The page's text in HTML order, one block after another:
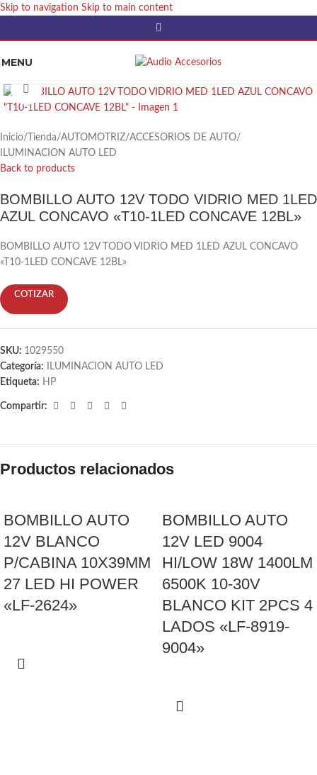
Skip to navigation Skip to main content
MENU
Click to enlarge
Inicio/ Tienda/AUTOMOTRIZ/ACCESORIOS DE AUTO/
ILUMINACION AUTO LED
Back to products
BOMBILLO AUTO 12V TODO VIDRIO MED 1LED
AZUL CONCAVO «T10-1LED CONCAVE 12BL»
BOMBILLO AUTO 12V TODO VIDRIO MED 1LED AZUL CONCAVO
«T10-1LED CONCAVE 12BL»
COTIZAR
SKU: 1029550
Categoría:
ILUMINACION AUTO LED
Etiqueta: HP
Compartir:
Productos relacionados
BOMBILLO AUTO
12V BLANCO
P/CABINA 10X39MM
27 LED HI POWER
«LF-2624»
BOMBILLO AUTO
12V LED 9004
HI/LOW 18W 1400LM
6500K 10-30V
BLANCO KIT 2PCS 4
LADOS «LF-8919-
9004»